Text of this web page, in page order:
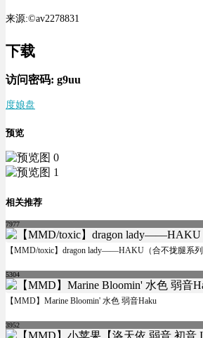
来源:©av2278831
下载
访问密码: g9uu
度娘盘
预览
相关推荐
7977
【MMD/toxic】dragon lady——HAKU（合不拢腿系列
5304
【MMD】Marine Bloomin' 水色 弱音Haku
3952